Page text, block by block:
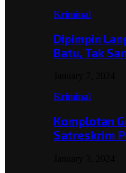
Kriminal
Dipimpin
Batu, Tak
Kriminal
Komplotan
Satreskrim